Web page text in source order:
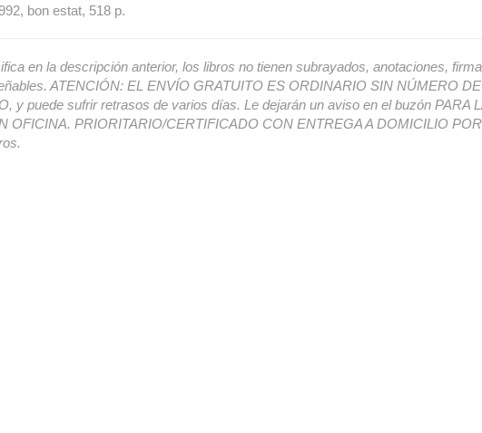
bon estat, 518 p.
en la descripción anterior, los libros no tienen subrayados, anotaciones,
ATENCIÓN: EL ENVÍO GRATUITO ES ORDINARIO SIN NÚMERO DE
y puede sufrir retrasos de varios días. Le dejarán un aviso en el buzón PARA
OFICINA. PRIORITARIO/CERTIFICADO CON ENTREGA A DOMICILIO POR